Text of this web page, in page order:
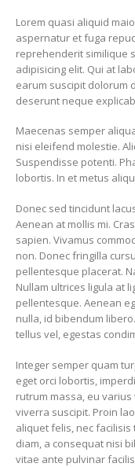
Lorem quasi aliquid
aspernatur et fuga
reprehenderit similique
adipisicing elit. Qui at
earum suscipit dolorum
deserunt neque
Maecenas semper
nisi eleifend molestie.
Suspendisse potenti.
lobortis. In et metus
Donec sed tincidunt
Aenean at mollis mi.
sapien. Vivamus
non. Donec fringilla
pellentesque placerat.
Nullam ultrices ligula at
pellentesque. Aenean
nulla, id bibendum
tellus vel, egestas
Integer semper quam
eget orci lobortis,
rutrum massa, eu
viverra suscipit. Proin
aliquet felis, nec facilisis
diam, a consequat nisi
vitae ante pulvinar